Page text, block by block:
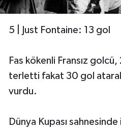
5 | Just Fontaine: 13 gol
Fas kökenli Fransız golcü,
terletti fakat 30 gol
vurdu.
Dünya Kupası sahnesinde